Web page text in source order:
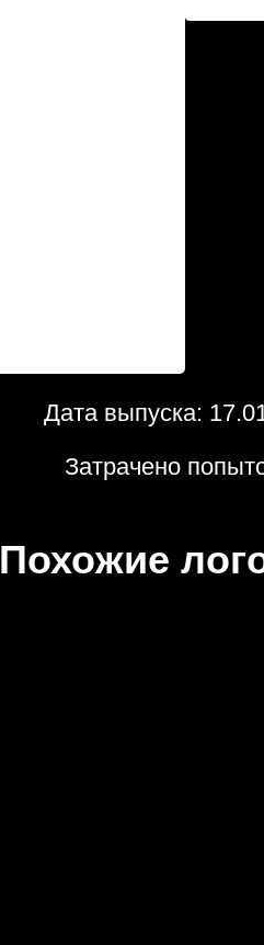
Дата выпуска:
Затрачено
Похожие